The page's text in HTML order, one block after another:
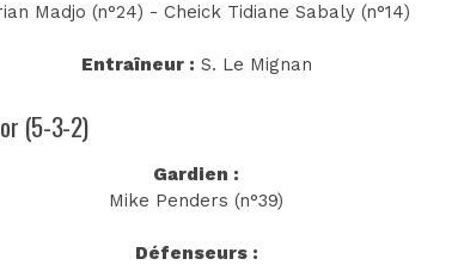
Madjo (n°24) - Cheick Tidiane Sabaly (n°14)
Entraîneur : S. Le Mignan
(5-3-2)
Gardien :
Mike Penders (n°39)
Défenseurs :